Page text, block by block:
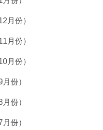
月份）
月份）
月份）
份）
份）
份）